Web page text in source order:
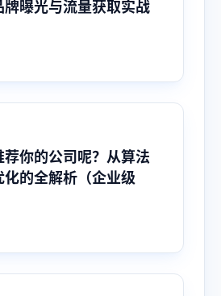
牌曝光与流量获取实战
你的公司呢？从算法
的全解析（企业级